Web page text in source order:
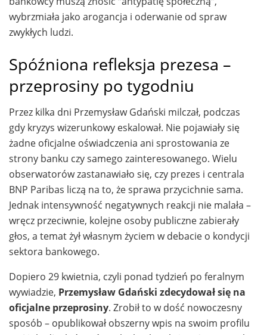
wybrzmiała jako arogancja i oderwanie od spraw
zwykłych ludzi.
Spóźniona refleksja prezesa –
przeprosiny po tygodniu
Przez kilka dni Przemysław Gdański milczał, podczas
gdy kryzys wizerunkowy eskalował. Nie pojawiały się
żadne oficjalne oświadczenia ani sprostowania ze
strony banku czy samego zainteresowanego. Wielu
obserwatorów zastanawiało się, czy prezes i centrala
BNP Paribas liczą na to, że sprawa przycichnie sama.
Jednak intensywność negatywnych reakcji nie malała –
wręcz przeciwnie, kolejne osoby publiczne zabierały
głos, a temat żył własnym życiem w debacie o kondycji
sektora bankowego.
Dopiero 29 kwietnia, czyli ponad tydzień po feralnym
wywiadzie, Przemysław Gdański zdecydował się na
oficjalne przeprosiny. Zrobił to w dość nowoczesny
sposób – opublikował obszerny wpis na swoim profilu